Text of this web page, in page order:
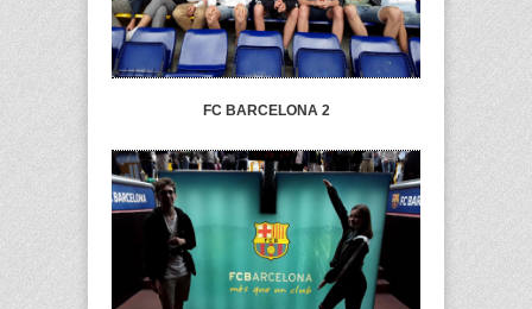
FC BARCELONA 2